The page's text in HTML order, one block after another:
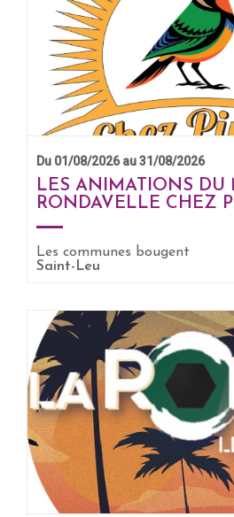
EN SAVOIR
Du 01/08/2026 au 31/08/2026
LES ANIMATIONS DU
RONDAVELLE CHEZ
Les communes bougent
Saint-Leu